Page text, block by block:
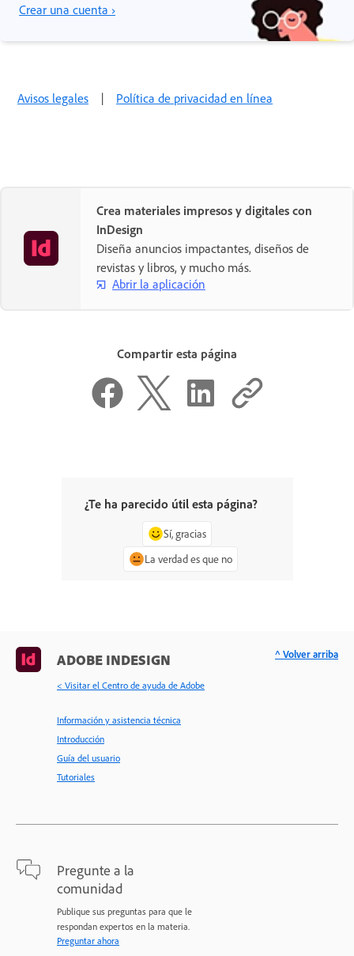
Crear una cuenta ›
Avisos legales | Política de privacidad en línea
Crea materiales impresos y digitales con
InDesign
Diseña anuncios impactantes, diseños de
revistas y libros, y mucho más.
Abrir la aplicación
Compartir esta página
¿Te ha parecido útil esta página?
Sí, gracias
La verdad es que no
ADOBE INDESIGN
< Visitar el Centro de ayuda de Adobe
Información y asistencia técnica
Introducción
Guía del usuario
Tutoriales
Pregunte a la
comunidad
Publique sus preguntas para que le
respondan expertos en la materia.
Preguntar ahora
^ Volver arriba